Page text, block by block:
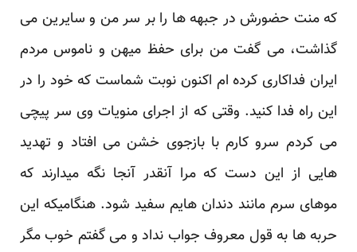
که منت حضورش در جبهه ها را بر سر من و سایرین می
گذاشت، می گفت من برای حفظ میهن و ناموس مردم
ایران فداکاری کرده ام اکنون نوبت شماست که خود را در
این راه فدا کنید. وقتی که از اجرای منویات وی سر پیچی
می کردم سرو کارم با بازجوی خشن می افتاد و تهدید
هایی از این دست که مرا آنقدر آنجا نگه میدارند که
موهای سرم مانند دندان هایم سفید شود. هنگامیکه این
حربه ها به قول معروف جواب نداد و می گفتم خوب مگر